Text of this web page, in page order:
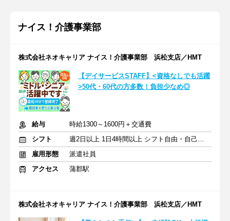
ナイス！介護事業部
株式会社ネオキャリア ナイス！介護事業部 浜松支店／HMT
【デイサービスSTAFF】<資格なしでも活躍
>50代・60代の方多数！負担少なめ◎
給与
時給1300～1600円＋交通費
シフト
週2日以上 1日4時間以上 シフト自由・自己申告
雇用形態
派遣社員
アクセス
蒲郡駅
株式会社ネオキャリア ナイス！介護事業部 浜松支店／HMT